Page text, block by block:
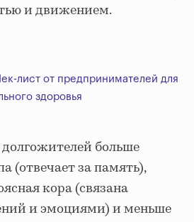
и движением.
лист от предпринимателей для
здоровья
больше
(отвечает за память),
кора (связана
и эмоциями) и меньше